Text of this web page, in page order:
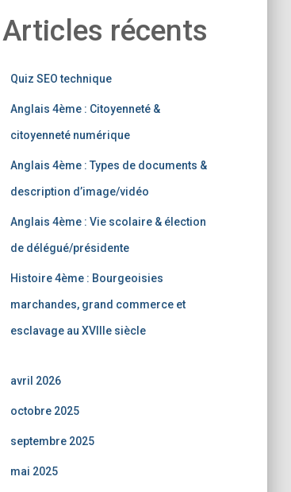
Articles récents
Quiz SEO technique
Anglais 4ème : Citoyenneté &
citoyenneté numérique
Anglais 4ème : Types de documents &
description d’image/vidéo
Anglais 4ème : Vie scolaire & élection
de délégué/présidente
Histoire 4ème : Bourgeoisies
marchandes, grand commerce et
esclavage au XVIIIe siècle
avril 2026
octobre 2025
septembre 2025
mai 2025